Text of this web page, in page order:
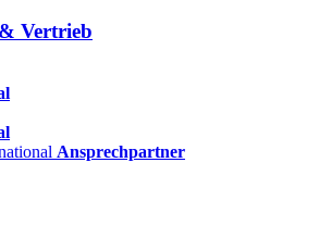
Vertrieb
Ansprechpartner